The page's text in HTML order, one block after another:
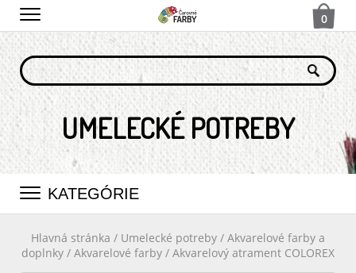
0
UMELECKÉ POTREBY
KATEGÓRIE
Hlavná stránka / Umelecké potreby / Akvarelové farby a
doplnky / Akvarelové farby / Akvarelový atrament COLOREX